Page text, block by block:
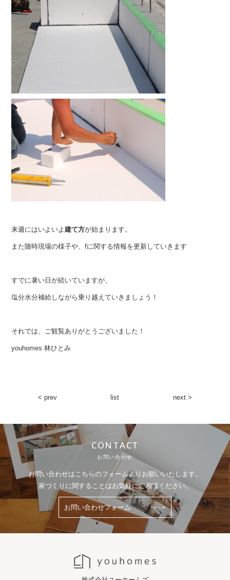
来週にはいよいよ建て方が始まります。
また随時現場の様子や、fに関する情報を更新していきます
すでに暑い日が続いていますが、
塩分水分補給しながら乗り越えていきましょう！
それでは、ご観覧ありがとうございました！
youhomes 林ひとみ
< prev list next >
CONTACT
お問い合わせ
お問い合わせはこちらのフォームよりお願いいたします。
家づくりに関することはお気軽にご相談ください。
お問い合わせフォーム